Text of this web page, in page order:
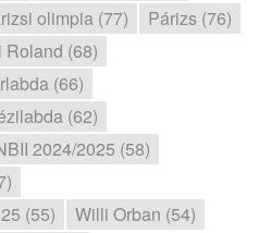
olimpia (77)
Párizs (76)
Roland (68)
(66)
(62)
2024/2025 (58)
(55)
Willi Orban (54)